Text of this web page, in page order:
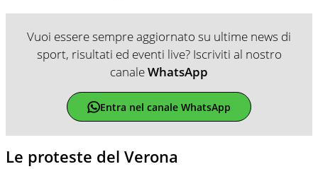
Vuoi essere sempre aggiornato su ultime news di
sport, risultati ed eventi live? Iscriviti al nostro
canaleWhatsApp
Entra nel canale WhatsApp
Le proteste del Verona